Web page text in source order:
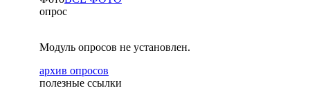
опрос
Модуль опросов не установлен.
архив опросов
полезные ссылки